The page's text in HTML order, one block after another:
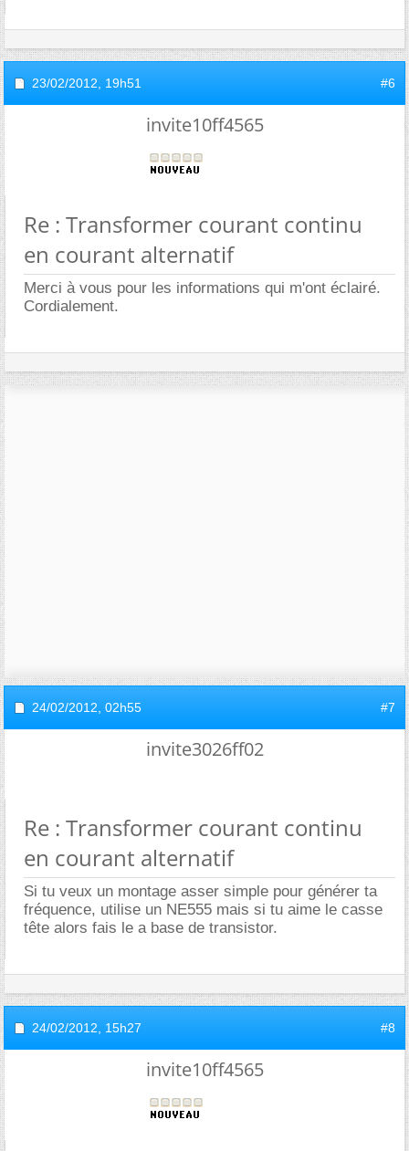
23/02/2012, 19h51 #6
invite10ff4565
Re : Transformer courant continu
en courant alternatif
Merci à vous pour les informations qui m'ont éclairé.
Cordialement.
24/02/2012, 02h55 #7
invite3026ff02
Re : Transformer courant continu
en courant alternatif
Si tu veux un montage asser simple pour générer ta
fréquence, utilise un NE555 mais si tu aime le casse
tête alors fais le a base de transistor.
24/02/2012, 15h27 #8
invite10ff4565